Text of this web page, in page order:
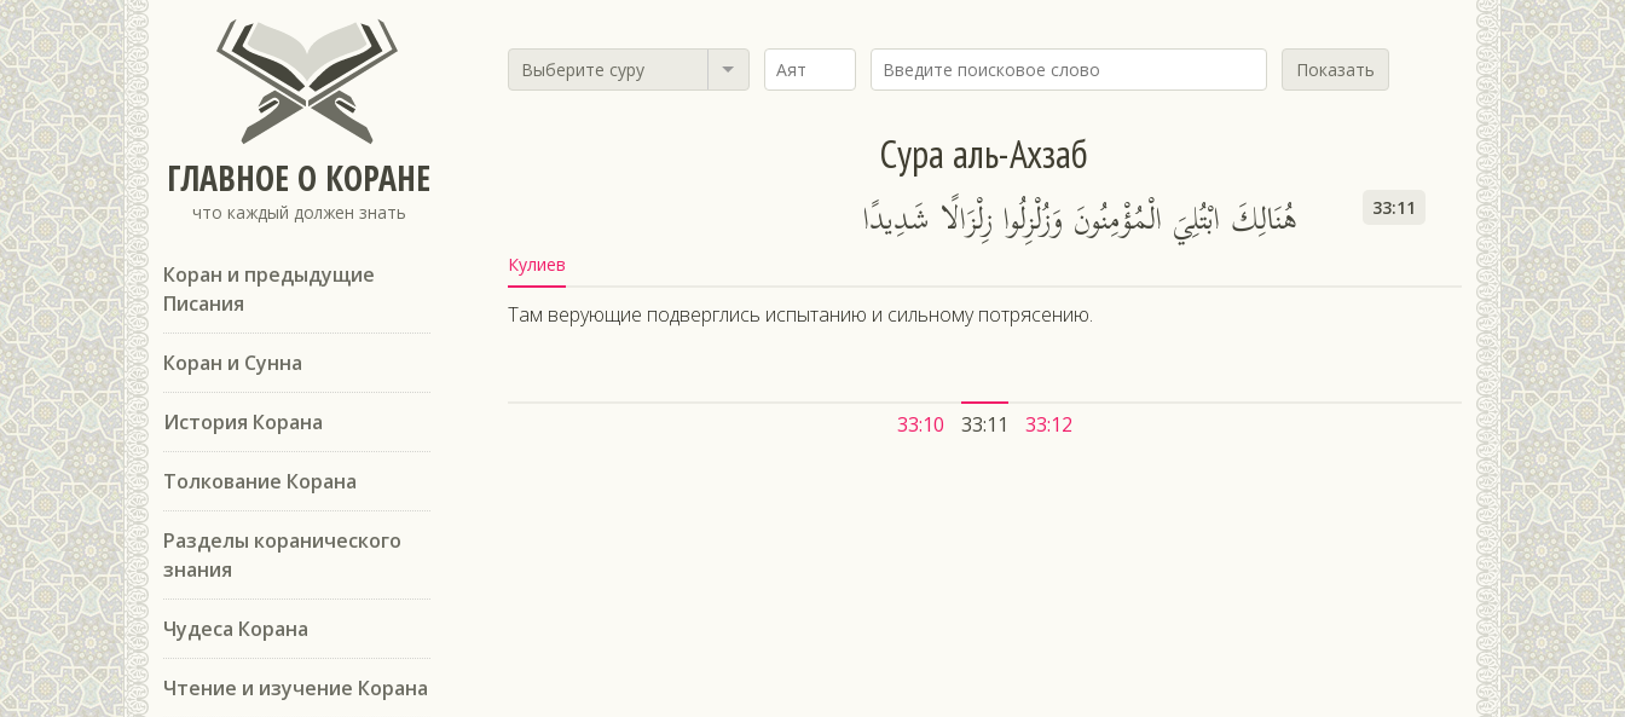
ГЛАВНОЕ О КОРАНЕ
что каждый должен знать
Коран и предыдущие
Писания
Коран и Сунна
История Корана
Толкование Корана
Разделы коранического
знания
Чудеса Корана
Чтение и изучение Корана
Выберите суру Показать
Сура аль-Ахзаб
هُنَالِكَ ابْتُلِيَ الْمُؤْمِنُونَ وَزُلْزِلُوا زِلْزَالًا شَدِيدًا 33:11
Кулиев
Там верующие подверглись испытанию и сильному потрясению.
33:10 33:11 33:12